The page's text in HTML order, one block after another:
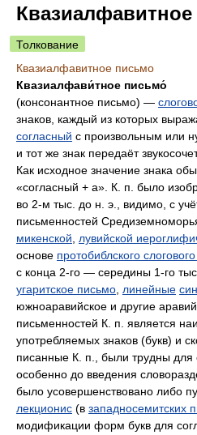
Толкование
Квазиалфавитное письмо
Квазиалфави́тное письмо́
(консонантное письмо) —
знаков, каждый из которых
согласный с произвольным или
и тот же знак передаёт
Как исходное значение знака
«согласный + a». К. п. было
во 2‑м тыс. до н. э., видимо, с
письменностей
микенской
лувийской
основе протобиблского
с конца 2‑го — середины 1‑го
угаритское письмо линейные
южноаравийское и другие
письменностей К. п. является
употребляемых знаков (букв) и
писанные К. п., были трудны для
особенно до введения
было усовершенствовано либо
лекционис (в западносемитских
модификации форм букв для